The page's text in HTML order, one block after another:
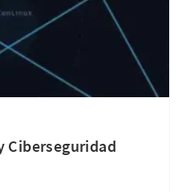
Ciberseguridad